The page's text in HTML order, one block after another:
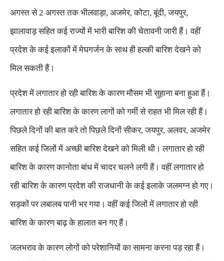
अगस्त से 2 अगस्त तक भीलवाड़ा, अजमेर, कोटा, बूंदी, जयपुर,
झालावाड़ सहित कई राज्यों में भारी बारिश की चेतावनी जारी हैं। वहीं
प्रदेश के कई इलाकों में मेघगर्जन के साथ ही हल्की बारिश देखने को
मिल सकती हैं।
प्रदेश में लगातार हो रही बारिश के कारण मौसम भी सुहाना बना हुआ हैं।
लगातार हो रही बारिश के कारण लागों को गर्मी से राहत भी मिल रही हैं।
पिछले दिनों की बात करे तो पिछले दिनों सीकर, जयपुर, अलवर, अजमेर
सहित कई जिलों में अच्छी बारिश देखने को मिली थी। लगातार हो रही
बारिश के कारण कानोता बांध में चादर चलने लगी हैं। वहीं लगातार हो
रही बारिश के कारण प्रदेश की राजधानी के कई इलाके जलमग्न हो गए।
सड़कों पर लबालब पानी भर गया। वहीं कई जिलों में लगातार हो रही
बारिश के कारण बाढ़ के हालात बन गए हैं।
जलभराव के कारण लोगों को परेशानियों का सामना करना पड़ रहा हैं।